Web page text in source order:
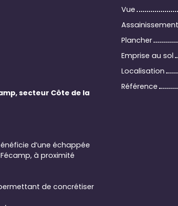
secteur Côte de la
d’une échappée
à proximité
de concrétiser
Vue
Assainissement
Plancher
Emprise au sol
Localisation
Référence